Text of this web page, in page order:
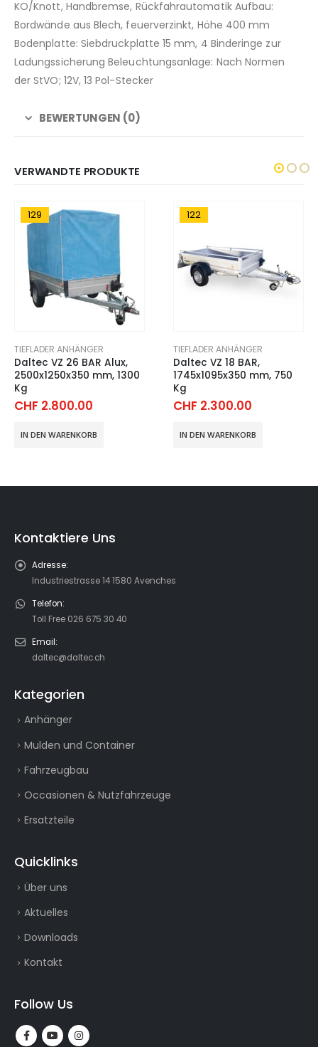
KO/Knott, Handbremse, Rückfahrautomatik Aufbau:
Bordwände aus Blech, feuerverzinkt, Höhe 400 mm
Bodenplatte: Siebdruckplatte 15 mm, 4 Binderinge zur
Ladungssicherung Beleuchtungsanlage: Nach Normen
der StVO; 12V, 13 Pol-Stecker
BEWERTUNGEN (0)
VERWANDTE PRODUKTE
129
TIEFLADER ANHÄNGER
Daltec VZ 26 BAR Alux,
2500x1250x350 mm, 1300
Kg
CHF 2.800.00
IN DEN WARENKORB
122
TIEFLADER ANHÄNGER
Daltec VZ 18 BAR,
1745x1095x350 mm, 750
Kg
CHF 2.300.00
IN DEN WARENKORB
Kontaktiere Uns
Adresse:
Industriestrasse 14 1580 Avenches
Telefon:
Toll Free 026 675 30 40
Email:
daltec@daltec.ch
Kategorien
Anhänger
Mulden und Container
Fahrzeugbau
Occasionen & Nutzfahrzeuge
Ersatzteile
Quicklinks
Über uns
Aktuelles
Downloads
Kontakt
Follow Us